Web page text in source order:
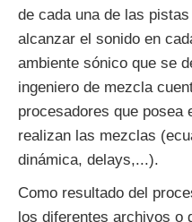
de cada una de las
alcanzar el sonido en
ambiente sónico que se
ingeniero de mezcla
procesadores que posea
realizan las mezclas
dinámica, delays,...).
Como resultado del
los diferentes archivos o